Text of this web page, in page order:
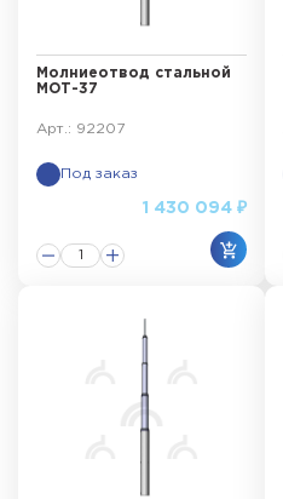
Молниеотвод стальной
МОТ-37
Арт.: 92207
Под заказ
1 430 094 ₽